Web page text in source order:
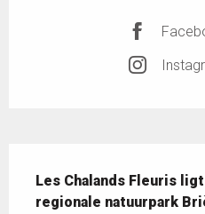
Les Chalands Fleuris
regionale natuurpark